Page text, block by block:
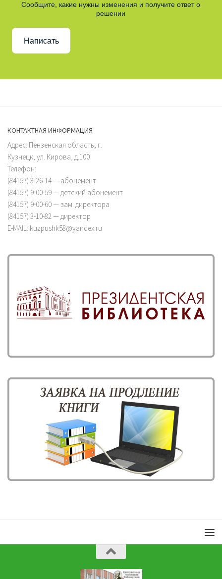
Сообщите, какие нужны изменения и получите ответ о
решении
Написать
КОНТАКТНАЯ ИНФОРМАЦИЯ
Адрес: Пензенская область, г.
Кузнецк, ул. Кирова, д.100
Телефон:
(84157) 3-26-14 — абонемент
(84157) 9-00-59 — детский абонемент
(84157) 9-00-60 — зам. директора
(84157) 3-10-82 — директор
E-MAIL: kuzpushk58@yandex.ru